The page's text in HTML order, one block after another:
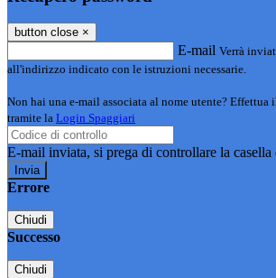
button close ×
E-mail Verrà
all'indirizzo indicato con le istruzioni necessarie.
Non hai una e-mail associata al nome utente? Effettua
tramite la Login Spaggiari
E-mail inviata, si prega di controllare la casella
Errore
Chiudi
Successo
Chiudi